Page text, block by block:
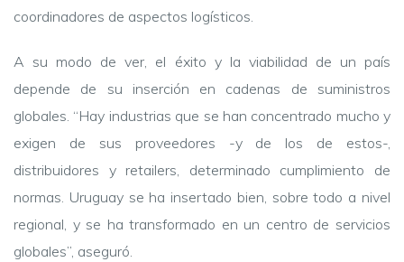
coordinadores de aspectos logísticos.
A su modo de ver, el éxito y la viabilidad de un país
depende de su inserción en cadenas de suministros
globales. “Hay industrias que se han concentrado mucho y
exigen de sus proveedores -y de los de estos-,
distribuidores y retailers, determinado cumplimiento de
normas. Uruguay se ha insertado bien, sobre todo a nivel
regional, y se ha transformado en un centro de servicios
globales”, aseguró.